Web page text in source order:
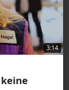
3:14